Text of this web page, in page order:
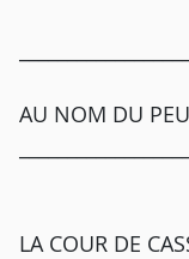
AU NOM DU
LA COUR DE